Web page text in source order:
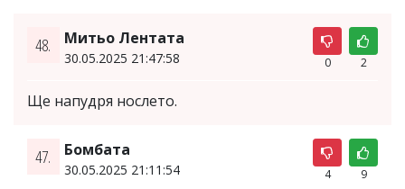
48. Митьо Лентата
30.05.2025 21:47:58 0 2
Ще напудря нослето.
47. Бомбата
30.05.2025 21:11:54 4 9